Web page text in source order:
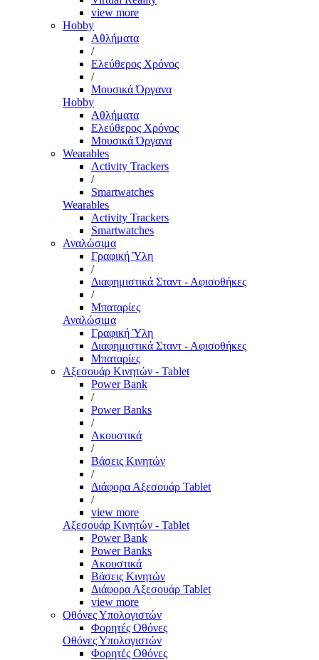
view more
Hobby
Αθλήματα
/
Ελεύθερος Χρόνος
/
Μουσικά Όργανα
Hobby
Αθλήματα
Ελεύθερος Χρόνος
Μουσικά Όργανα
Wearables
Activity Trackers
/
Smartwatches
Wearables
Activity Trackers
Smartwatches
Αναλώσιμα
Γραφική Ύλη
/
Διαφημιστικά Σταντ - Αφισοθήκες
/
Μπαταρίες
Αναλώσιμα
Γραφική Ύλη
Διαφημιστικά Σταντ - Αφισοθήκες
Μπαταρίες
Αξεσουάρ Κινητών - Tablet
Power Bank
/
Power Banks
/
Ακουστικά
/
Βάσεις Κινητών
/
Διάφορα Αξεσουάρ Tablet
/
view more
Αξεσουάρ Κινητών - Tablet
Power Bank
Power Banks
Ακουστικά
Βάσεις Κινητών
Διάφορα Αξεσουάρ Tablet
view more
Οθόνες Υπολογιστών
Φορητές Οθόνες
Οθόνες Υπολογιστών
Φορητές Οθόνες